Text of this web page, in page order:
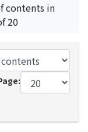
contents in
20